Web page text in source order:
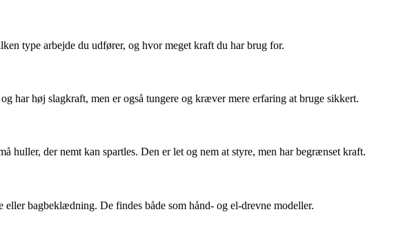
type arbejde du udfører, og hvor meget kraft du har brug for.
har høj slagkraft, men er også tungere og kræver mere erfaring at bruge sikkert.
huller, der nemt kan spartles. Den er let og nem at styre, men har begrænset kraft.
bagbeklædning. De findes både som hånd- og el-drevne modeller.